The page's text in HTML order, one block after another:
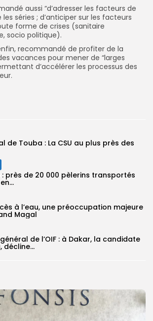
aussi “d’adresser les facteurs de
séries ; d’anticiper sur les facteurs
forme de crises (sanitaire
socio politique).
recommandé de profiter de la
vacances pour mener de “larges
d’accélérer les processus des
de Touba : La CSU au plus près des
: près de 20 000 pèlerins transportés
à l’eau, une préoccupation majeure
Magal
de l’OIF : à Dakar, la candidate
décline...